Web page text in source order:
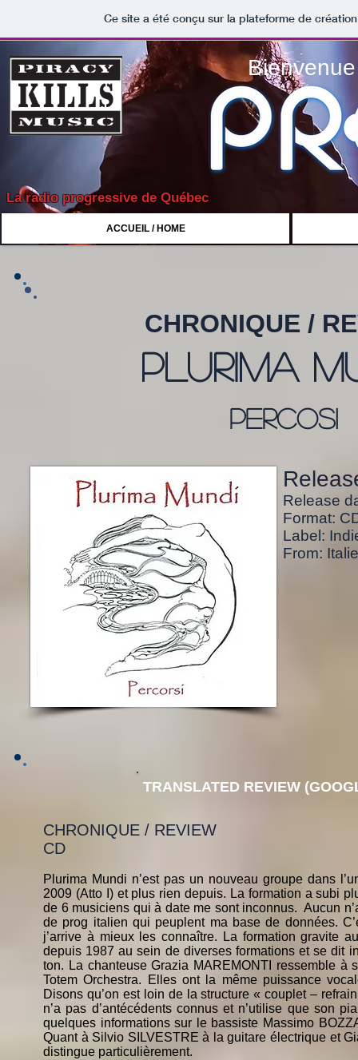
Ce site a été conçu sur la plateforme de
La radio progressive de Québec
CHRONIQUE /
plurima
percosi
Release
Format:
Label:
From:
TRANSLATED REVIEW
CHRONIQUE / REVIEW
CD
Plurima Mundi n’est pas un nouveau groupe dans
2009 (Atto I) et plus rien depuis. La formation a subi
de 6 musiciens qui à date me sont inconnus. Aucun
de prog italien qui peuplent ma base de données.
j’arrive à mieux les connaître. La formation gravite
depuis 1987 au sein de diverses formations et se dit
ton. La chanteuse Grazia MAREMONTI ressemble à
Totem Orchestra. Elles ont la même puissance
Disons qu’on est loin de la structure « couplet –
n’a pas d’antécédents connus et n’utilise que son
quelques informations sur le bassiste Massimo
Quant à Silvio SILVESTRE à la guitare électrique et
distingue particulièrement.
ACCUEIL / HOME